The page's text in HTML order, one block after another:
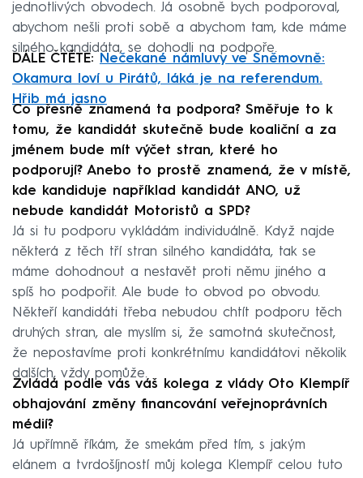
jednotlivých obvodech. Já osobně bych podporoval,
abychom nešli proti sobě a abychom tam, kde máme
silného kandidáta, se dohodli na podpoře.
DÁLE ČTĚTE:
Nečekané námluvy ve Sněmovně:
Okamura loví u Pirátů, láká je na referendum.
Hřib má jasno
Co přesně znamená ta podpora? Směřuje to k
tomu, že kandidát skutečně bude koaliční a za
jménem bude mít výčet stran, které ho
podporují? Anebo to prostě znamená, že v místě,
kde kandiduje například kandidát ANO, už
nebude kandidát Motoristů a SPD?
Já si tu podporu vykládám individuálně. Když najde
některá z těch tří stran silného kandidáta, tak se
máme dohodnout a nestavět proti němu jiného a
spíš ho podpořit. Ale bude to obvod po obvodu.
Někteří kandidáti třeba nebudou chtít podporu těch
druhých stran, ale myslím si, že samotná skutečnost,
že nepostavíme proti konkrétnímu kandidátovi několik
dalších, vždy pomůže.
Zvládá podle vás váš kolega z vlády Oto Klempíř
obhajování změny financování veřejnoprávních
médií?
Já upřímně říkám, že smekám před tím, s jakým
elánem a tvrdošíjností můj kolega Klempíř celou tuto